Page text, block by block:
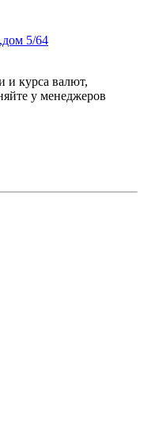
5/64
и курса валют,
у менеджеров